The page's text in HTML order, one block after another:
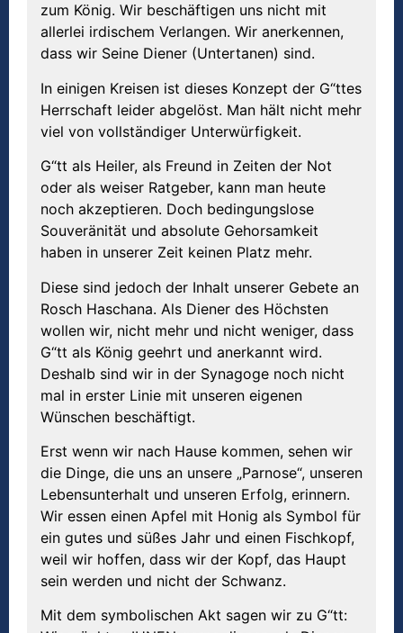
zum König. Wir beschäftigen uns nicht mit
allerlei irdischem Verlangen. Wir anerkennen,
dass wir Seine Diener (Untertanen) sind.
In einigen Kreisen ist dieses Konzept der G“ttes
Herrschaft leider abgelöst. Man hält nicht mehr
viel von vollständiger Unterwürfigkeit.
G“tt als Heiler, als Freund in Zeiten der Not
oder als weiser Ratgeber, kann man heute
noch akzeptieren. Doch bedingungslose
Souveränität und absolute Gehorsamkeit
haben in unserer Zeit keinen Platz mehr.
Diese sind jedoch der Inhalt unserer Gebete an
Rosch Haschana. Als Diener des Höchsten
wollen wir, nicht mehr und nicht weniger, dass
G“tt als König geehrt und anerkannt wird.
Deshalb sind wir in der Synagoge noch nicht
mal in erster Linie mit unseren eigenen
Wünschen beschäftigt.
Erst wenn wir nach Hause kommen, sehen wir
die Dinge, die uns an unsere „Parnose“, unseren
Lebensunterhalt und unseren Erfolg, erinnern.
Wir essen einen Apfel mit Honig als Symbol für
ein gutes und süßes Jahr und einen Fischkopf,
weil wir hoffen, dass wir der Kopf, das Haupt
sein werden und nicht der Schwanz.
Mit dem symbolischen Akt sagen wir zu G“tt: